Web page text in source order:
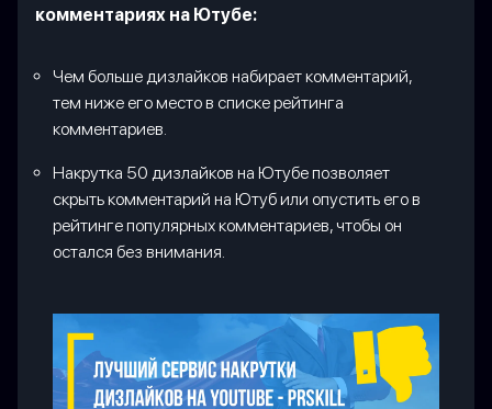
комментариях на Ютубе:
Чем больше дизлайков набирает комментарий,
тем ниже его место в списке рейтинга
комментариев.
Накрутка 50 дизлайков на Ютубе позволяет
скрыть комментарий на Ютуб или опустить его в
рейтинге популярных комментариев, чтобы он
остался без внимания.